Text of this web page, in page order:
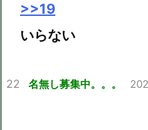
>>19
いらない
22 名無し募集中。。。